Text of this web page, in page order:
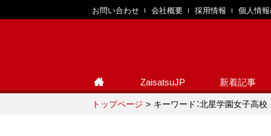
お問い合わせ 会社概要 採用情報 個人情
ZaisatsuJP 新着記事
トップページ キーワード：北星学園女子高校